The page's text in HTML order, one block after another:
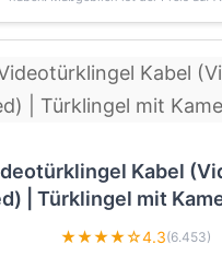
Kabel
| Türklingel mit
★★★★☆4.3(6.453)